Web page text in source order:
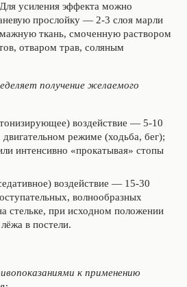
усиления эффекта можно
прослойку — 2-3 слоя марли
ткань, смоченную раствором
отваром трав, соляным
получение желаемого
воздействие — 5-10
режиме (ходьба, бег);
интенсивно «прокатывая» стопы
воздействие — 15-30
волнообразных
стельке, при исходном положении
в постели.
к применению